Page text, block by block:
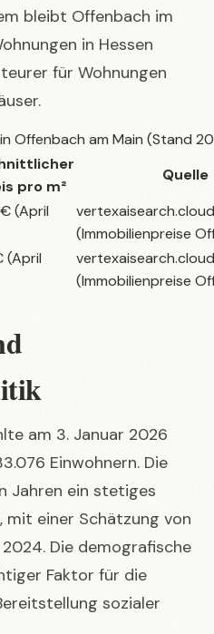
bleibt Offenbach im
in Hessen
für Wohnungen
Offenbach am Main (Stand
pro m²
Quelle
(April
(Immobilienpreise
(April
(Immobilienpreise
am 3. Januar 2026
Einwohnern. Die
Jahren ein stetiges
einer Schätzung von
Die demografische
Faktor für die
sozialer